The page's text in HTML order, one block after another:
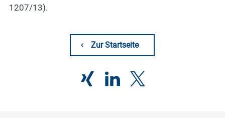
1207/13).
Zur Startseite